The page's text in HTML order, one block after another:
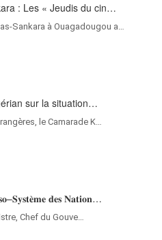
: Les « Jeudis du cin…
Sankara à Ouagadougou a…
sur la situation…
le Camarade K…
𝐝𝐞𝐬 𝐍𝐚𝐭𝐢𝐨𝐧…
Chef du Gouve…